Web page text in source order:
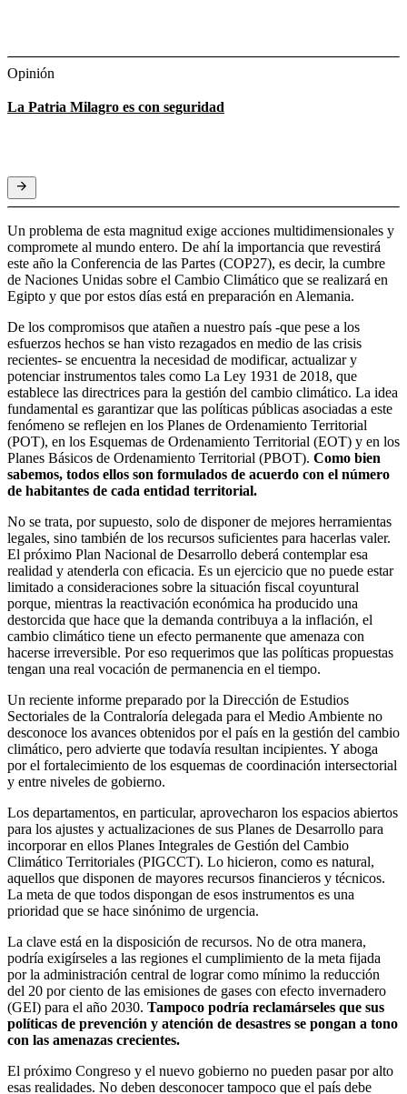
Opinión
La Patria Milagro es con seguridad
Un problema de esta magnitud exige acciones multidimensionales y
compromete al mundo entero. De ahí la importancia que revestirá
este año la Conferencia de las Partes (COP27), es decir, la cumbre
de Naciones Unidas sobre el Cambio Climático que se realizará en
Egipto y que por estos días está en preparación en Alemania.
De los compromisos que atañen a nuestro país -que pese a los
esfuerzos hechos se han visto rezagados en medio de las crisis
recientes- se encuentra la necesidad de modificar, actualizar y
potenciar instrumentos tales como La Ley 1931 de 2018, que
establece las directrices para la gestión del cambio climático. La idea
fundamental es garantizar que las políticas públicas asociadas a este
fenómeno se reflejen en los Planes de Ordenamiento Territorial
(POT), en los Esquemas de Ordenamiento Territorial (EOT) y en los
Planes Básicos de Ordenamiento Territorial (PBOT). Como bien
sabemos, todos ellos son formulados de acuerdo con el número
de habitantes de cada entidad territorial.
No se trata, por supuesto, solo de disponer de mejores herramientas
legales, sino también de los recursos suficientes para hacerlas valer.
El próximo Plan Nacional de Desarrollo deberá contemplar esa
realidad y atenderla con eficacia. Es un ejercicio que no puede estar
limitado a consideraciones sobre la situación fiscal coyuntural
porque, mientras la reactivación económica ha producido una
destorcida que hace que la demanda contribuya a la inflación, el
cambio climático tiene un efecto permanente que amenaza con
hacerse irreversible. Por eso requerimos que las políticas propuestas
tengan una real vocación de permanencia en el tiempo.
Un reciente informe preparado por la Dirección de Estudios
Sectoriales de la Contraloría delegada para el Medio Ambiente no
desconoce los avances obtenidos por el país en la gestión del cambio
climático, pero advierte que todavía resultan incipientes. Y aboga
por el fortalecimiento de los esquemas de coordinación intersectorial
y entre niveles de gobierno.
Los departamentos, en particular, aprovecharon los espacios abiertos
para los ajustes y actualizaciones de sus Planes de Desarrollo para
incorporar en ellos Planes Integrales de Gestión del Cambio
Climático Territoriales (PIGCCT). Lo hicieron, como es natural,
aquellos que disponen de mayores recursos financieros y técnicos.
La meta de que todos dispongan de esos instrumentos es una
prioridad que se hace sinónimo de urgencia.
La clave está en la disposición de recursos. No de otra manera,
podría exigírseles a las regiones el cumplimiento de la meta fijada
por la administración central de lograr como mínimo la reducción
del 20 por ciento de las emisiones de gases con efecto invernadero
(GEI) para el año 2030. Tampoco podría reclamárseles que sus
políticas de prevención y atención de desastres se pongan a tono
con las amenazas crecientes.
El próximo Congreso y el nuevo gobierno no pueden pasar por alto
esas realidades. No deben desconocer tampoco que el país debe